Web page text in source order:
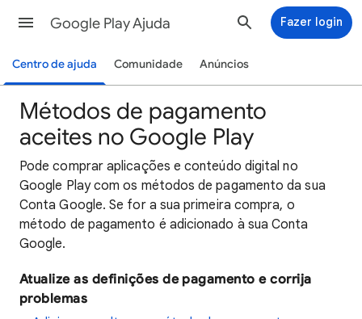
Google Play Ajuda Fazer login
Centro de ajuda Comunidade Anúncios
Métodos de pagamento
aceites no Google Play
Pode comprar aplicações e conteúdo digital no
Google Play com os métodos de pagamento da sua
Conta Google. Se for a sua primeira compra, o
método de pagamento é adicionado à sua Conta
Google.
Atualize as definições de pagamento e corrija
problemas